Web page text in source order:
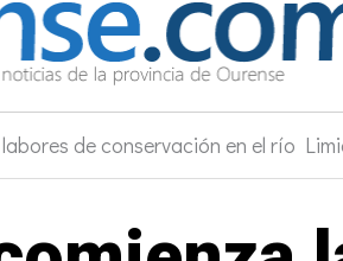
de conservación en el río